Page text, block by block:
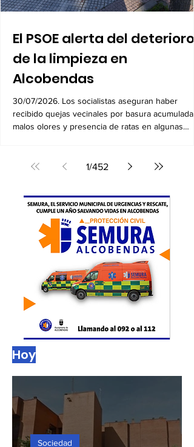
El PSOE alerta del deterioro
de la limpieza en
Alcobendas
recibido quejas vecinales por basura acumulada,
zonas
1/452
Hoy